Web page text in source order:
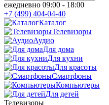
ежедневно 09:00 - 18:00
+7 (499) 404-04-40
Каталог
Телевизоры
Аудио
Для дома
Для кухни
Для красоты
Смартфоны
Компьютеры
Для детей
Телевизоры